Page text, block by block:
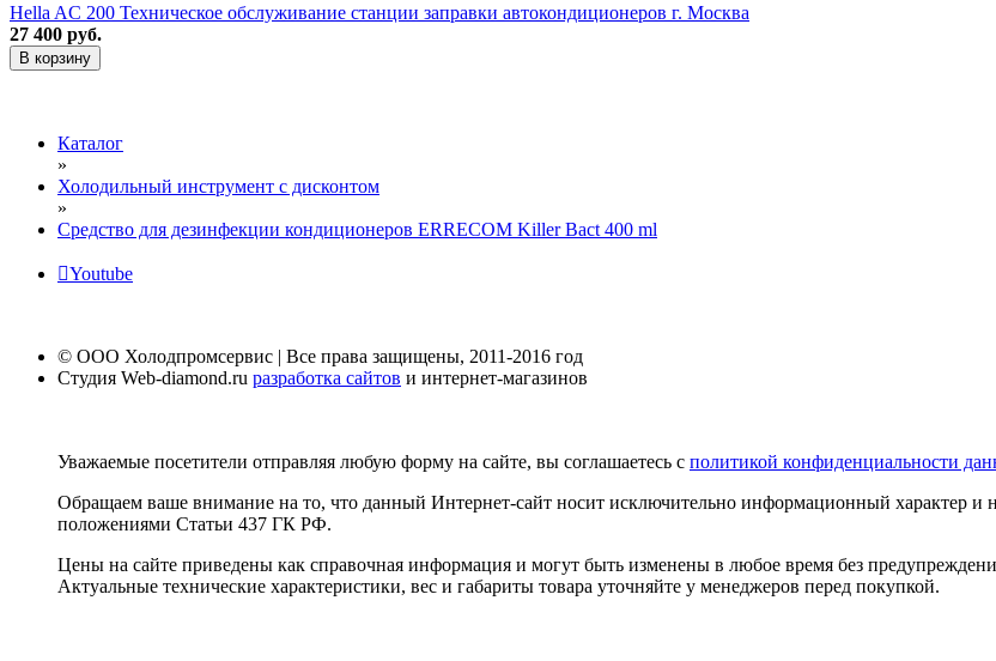
Hella AC 200 Техническое обслуживание станции заправки автокондиционеров г. Москва
27 400 руб.
В корзину
Каталог
»
Холодильный инструмент с дисконтом
»
Средство для дезинфекции кондиционеров ERRECOM Killer Bact 400 ml
Youtube
© ООО Холодпромсервис | Все права защищены, 2011-2016 год
Студия Web-diamond.ru разработка сайтов и интернет-магазинов
Уважаемые посетители отправляя любую форму на сайте, вы соглашаетесь с политикой конфиденциальности
Обращаем ваше внимание на то, что данный Интернет-сайт носит исключительно информационный характер и
положениями Статьи 437 ГК РФ.
Цены на сайте приведены как справочная информация и могут быть изменены в любое время без
Актуальные технические характеристики, вес и габариты товара уточняйте у менеджеров перед покупкой.